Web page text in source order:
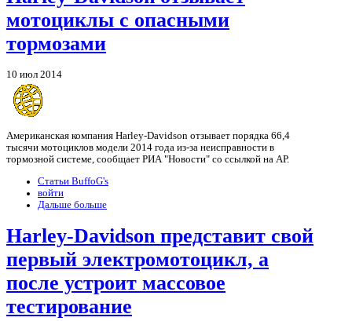
мотоциклы с опасными
тормозами
10 июл 2014
Американская компания Harley-Davidson отзывает порядка 66,4
тысячи мотоциклов модели 2014 года из-за неисправности в
тормозной системе, сообщает РИА "Новости" со ссылкой на АР.
Статьи BuffoG's
войти
Дальше больше
Harley-Davidson представит свой
первый электромотоцикл, а
после устроит массовое
тестирование